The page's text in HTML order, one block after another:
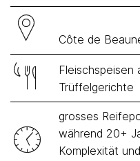
Côte de
Fleischspeisen
Trüffelgerichte
grosses
während 20+
Komplexität